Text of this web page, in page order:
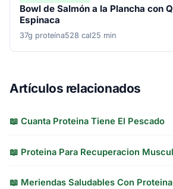
Bowl de Salmón a la Plancha con
Espinaca
37g proteína528 cal25 min
Artículos relacionados
📖 Cuanta Proteina Tiene El Pescado
📖 Proteina Para Recuperacion
📖 Meriendas Saludables Con Proteina